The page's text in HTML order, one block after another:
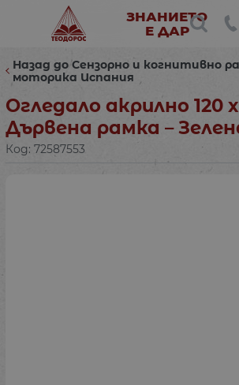
ЗНАНИЕТО
Е ДАР
Назад до Сензорно и когнитивно
моторика Испания
Огледало акрилно 120
Дървена рамка –
Код: 72587553